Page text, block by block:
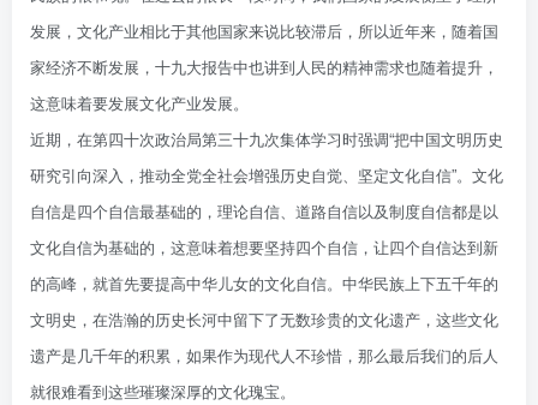
发展，文化产业相比于其他国家来说比较滞后，所以近年来，随着国
家经济不断发展，十九大报告中也讲到人民的精神需求也随着提升，
这意味着要发展文化产业发展。
近期，在第四十次政治局第三十九次集体学习时强调“把中国文明历史
研究引向深入，推动全党全社会增强历史自觉、坚定文化自信”。文化
自信是四个自信最基础的，理论自信、道路自信以及制度自信都是以
文化自信为基础的，这意味着想要坚持四个自信，让四个自信达到新
的高峰，就首先要提高中华儿女的文化自信。中华民族上下五千年的
文明史，在浩瀚的历史长河中留下了无数珍贵的文化遗产，这些文化
遗产是几千年的积累，如果作为现代人不珍惜，那么最后我们的后人
就很难看到这些璀璨深厚的文化瑰宝。